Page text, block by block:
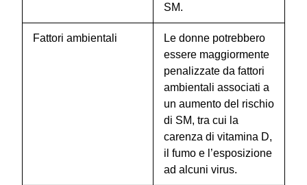
SM.
Fattori ambientali
Le donne potrebbero
essere maggiormente
penalizzate da fattori
ambientali associati a
un aumento del rischio
di SM, tra cui la
carenza di vitamina D,
il fumo e l’esposizione
ad alcuni virus.